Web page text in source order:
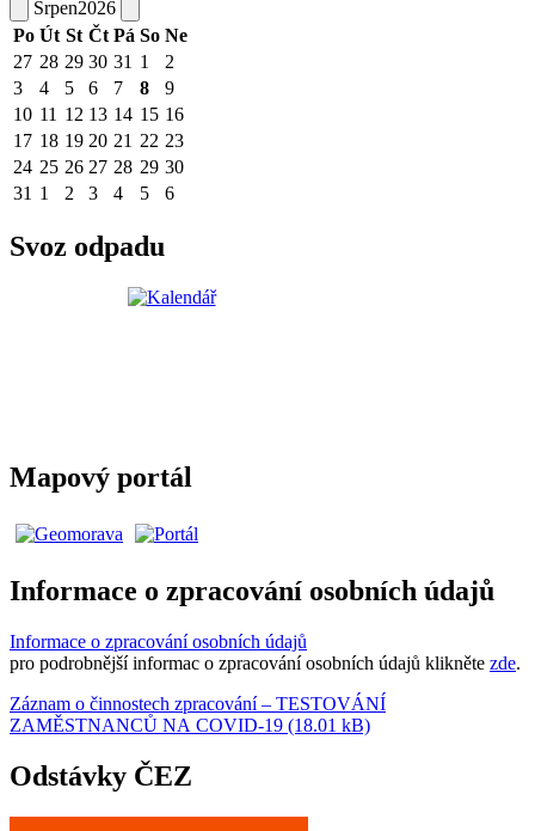
Srpen2026
Po Út St Čt Pá So Ne
27 28 29 30 31 1
2
3
4 5 6 7 8
9
10 11 12 13 14 15 16
17 18 19 20 21 22 23
24 25 26 27 28 29 30
31 1 2 3 4 5 6
Svoz odpadu
Mapový portál
Informace o zpracování osobních údajů
Informace o zpracování osobních údajů
pro podrobnější informac o zpracování osobních údajů klikněte zde.
Záznam o činnostech zpracování – TESTOVÁNÍ
ZAMĚSTNANCŮ NA COVID-19 (18.01 kB)
Odstávky ČEZ